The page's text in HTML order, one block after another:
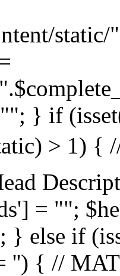
""; } if
> 1) {
= "";
} else if
'') { //